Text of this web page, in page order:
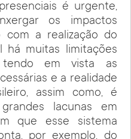
é urgente,
os impactos
com a realização do
há muitas limitações
tendo em vista as
e a realidade
assim como, é
lacunas em
que esse sistema